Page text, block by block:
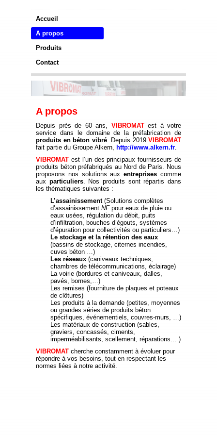
Accueil
A propos
Produits
Contact
A propos
Depuis près de 60 ans, VIBROMATest à votre
service dans le domaine de la préfabrication de
produits en béton vibré. Depuis 2019 VIBROMAT
fait partie du Groupe Alkern, http://www.alkern.fr.
VIBROMAT est l’un des principaux fournisseurs de
produits béton préfabriqués au Nord de Paris. Nous
proposons nos solutions auxentreprises comme
aux particuliers. Nos produits sont répartis dans
les thématiques suivantes :
L’assainissement(Solutions complètes
d’assainissement NFpour eaux de pluie ou
eaux usées, régulation du débit, puits
d’infiltration, bouches d’égouts, systèmes
d’épuration pour collectivités ou particuliers…)
Le stockage et la rétention des eaux
(bassins de stockage, citernes incendies,
cuves béton …)
Les réseaux (caniveaux techniques,
chambres de télécommunications, éclairage)
La voirie (bordures et caniveaux, dalles,
pavés, bornes,…)
Les remises (fourniture de plaques et poteaux
de clôtures)
Les produits à la demande (petites, moyennes
ou grandes séries de produits béton
spécifiques, événementiels, couvres-murs, …)
Les matériaux de construction (sables,
graviers, concassés, ciments,
imperméabilisants, scellement, réparations… )
VIBROMAT cherche constamment à évoluer pour
répondre à vos besoins, tout en respectant les
normes liées à notre activité.